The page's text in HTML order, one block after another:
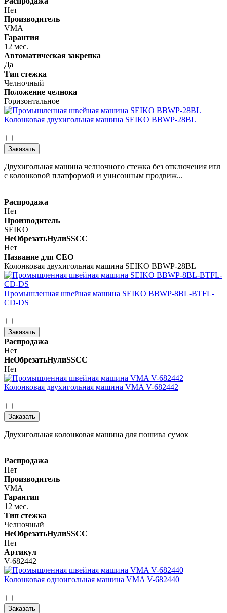
Нет
Производитель
VMA
Гарантия
12 мес.
Автоматическая закрепка
Да
Тип стежка
Челночный
Положение челнока
Горизонтальное
Колонковая двухигольная машина SEIKO BBWP-28BL
Заказать
Двухигольная машина челночного стежка без отключения игл
с колонковой платформой и унисонным продвиж...
Распродажа
Нет
Производитель
SEIKO
НеОбрезатьНулиSSCC
Нет
Название для СЕО
Колонковая двухигольная машина SEIKO BBWP-28BL
Промышленная швейная машина SEIKO BBWP-8BL-BTFL-
CD-DS
Заказать
Распродажа
Нет
НеОбрезатьНулиSSCC
Нет
Колонковая двухигольная машина VMA V-682442
Заказать
Двухигольная колонковая машина для пошива сумок
Распродажа
Нет
Производитель
VMA
Гарантия
12 мес.
Тип стежка
Челночный
НеОбрезатьНулиSSCC
Нет
Артикул
V-682442
Колонковая одноигольная машина VMA V-682440
Заказать